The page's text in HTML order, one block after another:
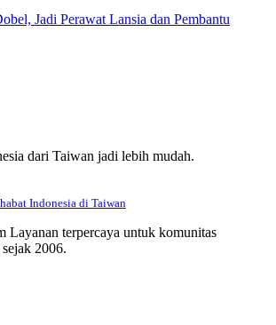
Jadi Perawat Lansia dan Pembantu
dari Taiwan jadi lebih mudah.
Indonesia di Taiwan
Layanan terpercaya untuk komunitas
2006.